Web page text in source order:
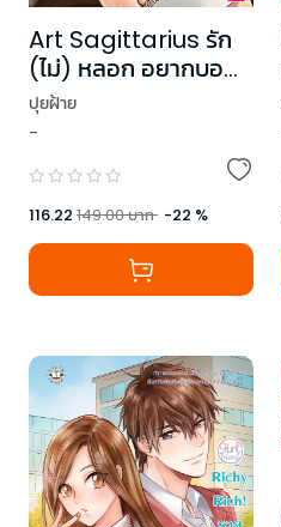
Art Sagittarius รัก
(ไม่) หลอก อยากบอ
กว่าเลิฟยู ชุด Prince
of Zodiac
ปุยฝ้าย
-
116.22 149.00บาท -22 %